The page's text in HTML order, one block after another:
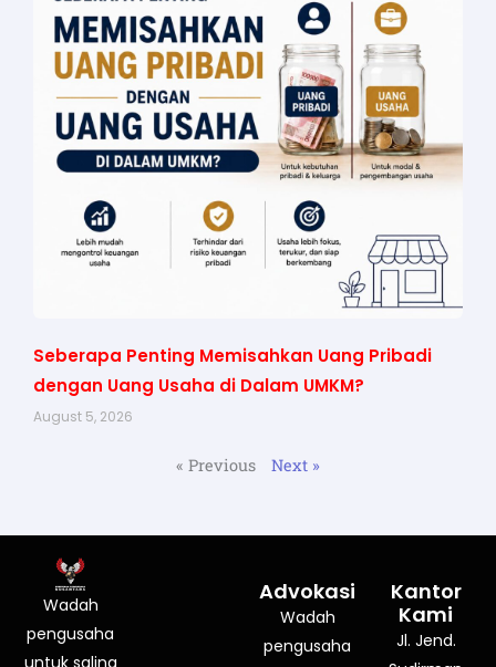
Seberapa Penting Memisahkan Uang Pribadi
dengan Uang Usaha di Dalam UMKM?
August 5, 2026
« Previous Next »
Wadah
pengusaha
Advokasi
Wadah
pengusaha
Kantor
Kami
Jl. Jend.